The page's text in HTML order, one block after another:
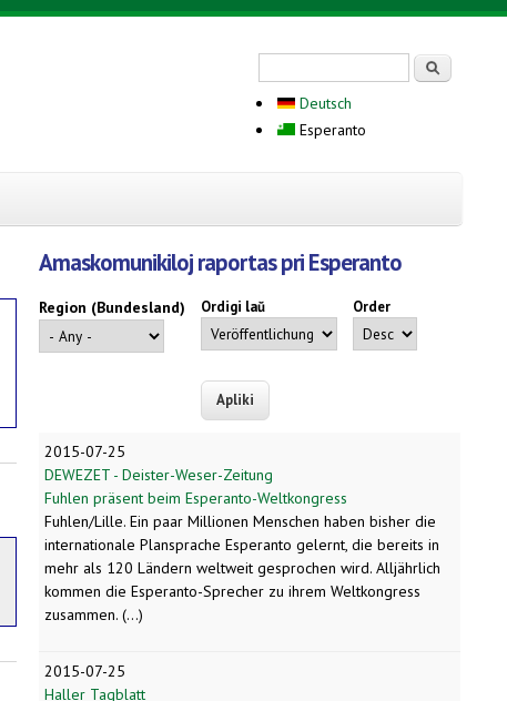
Deutsch
Esperanto
Amaskomunikiloj raportas pri Esperanto
Region (Bundesland) Ordigi laŭ Order
2015-07-25
DEWEZET - Deister-Weser-Zeitung
Fuhlen präsent beim Esperanto-Weltkongress
Fuhlen/Lille. Ein paar Millionen Menschen haben bisher die
internationale Plansprache Esperanto gelernt, die bereits in
mehr als 120 Ländern weltweit gesprochen wird. Alljährlich
kommen die Esperanto-Sprecher zu ihrem Weltkongress
zusammen. (...)
2015-07-25
Haller Tagblatt